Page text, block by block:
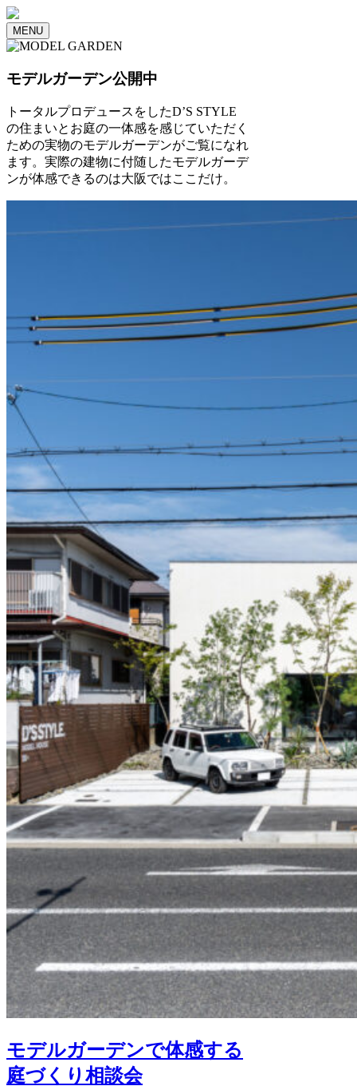
MENU
モデルガーデン公開中
トータルプロデュースをしたD’S STYLE
の住まいとお庭の一体感を感じていただく
ための実物のモデルガーデンがご覧になれ
ます。実際の建物に付随したモデルガーデ
ンが体感できるのは大阪ではここだけ。
モデルガーデンで体感する
庭づくり相談会